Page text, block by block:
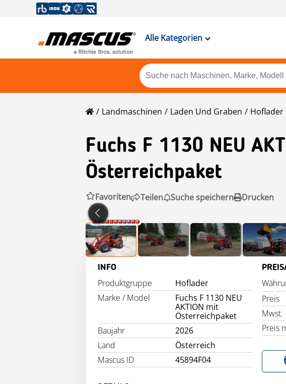
Alle Kategorien
Landmaschinen Laden Und Graben Hoflader
Fuchs F 1130 NEU
Österreichpaket
Favoriten Teilen Suche speichern Drucken
INFO
Produktgruppe
Hoflader
Marke / Model
Fuchs F 1130 NEU
AKTION mit
Österreichpaket
Baujahr
2026
Land
Österreich
Mascus ID
45894F04
Preis
Mwst.
Preis